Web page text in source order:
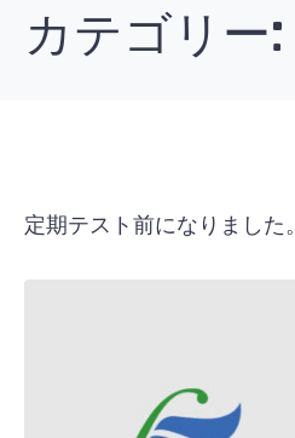
カテゴリー:
定期テスト前になりました。